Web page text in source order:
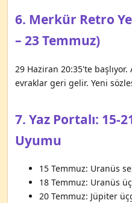
6. Merkür Retro
– 23 Temmuz)
29 Haziran 20:35'te
evraklar geri gelir. Yeni
7. Yaz Portalı: 15-
Uyumu
15 Temmuz: Uranüs
18 Temmuz: Uranüs
20 Temmuz: Jüpiter